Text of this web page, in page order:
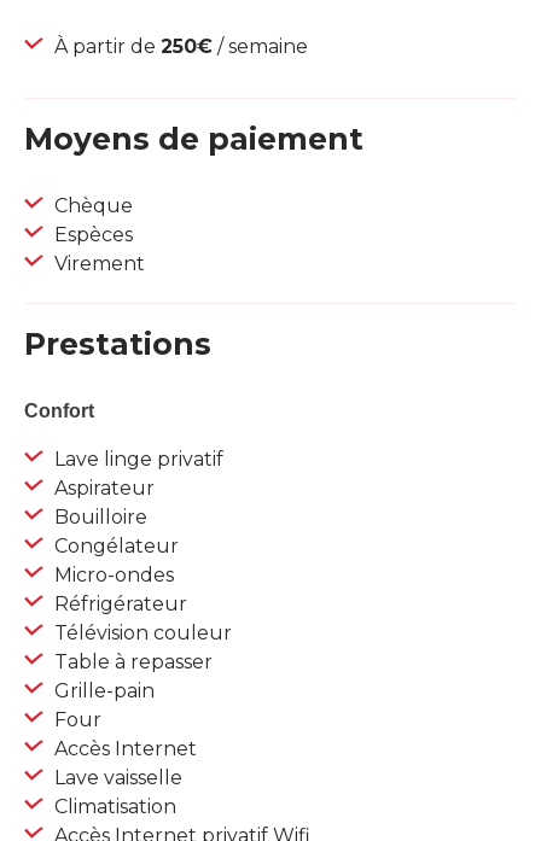
À partir de 250€ / semaine
Moyens de paiement
Chèque
Espèces
Virement
Prestations
Confort
Lave linge privatif
Aspirateur
Bouilloire
Congélateur
Micro-ondes
Réfrigérateur
Télévision couleur
Table à repasser
Grille-pain
Four
Accès Internet
Lave vaisselle
Climatisation
Accès Internet privatif Wifi